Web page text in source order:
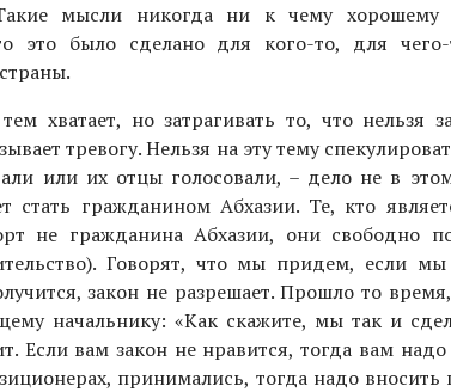
мысли никогда ни к чему
это было сделано для кого-то, для
хватает, но затрагивать то, что нельзя
тревогу. Нельзя на эту тему
или их отцы голосовали, – дело не в
стать гражданином Абхазии. Те, кто
не гражданина Абхазии, они свободно
Говорят, что мы придем, если
закон не разрешает. Прошло то
начальнику: «Как скажите, мы так и
Если вам закон не нравится, тогда вам
принимались, тогда надо вносить